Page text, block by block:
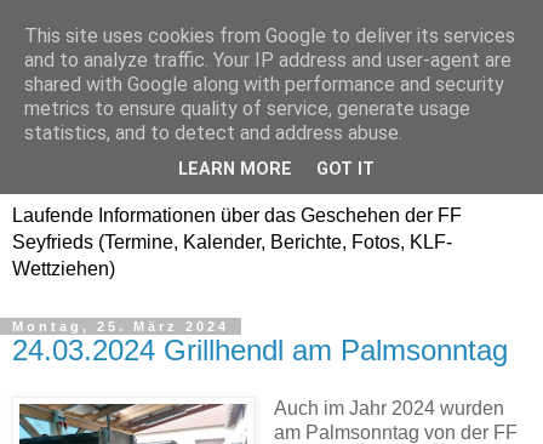
Freiwillige Feuerwehr
SEYFRIEDS
www.ffseyfrieds.at
Laufende Informationen über das Geschehen der FF
Seyfrieds (Termine, Kalender, Berichte, Fotos, KLF-
Wettziehen)
Montag, 25. März 2024
24.03.2024 Grillhendl am Palmsonntag
Auch im Jahr 2024 wurden
am Palmsonntag von der FF
This site uses cookies from Google to deliver its services
and to analyze traffic. Your IP address and user-agent are
shared with Google along with performance and security
metrics to ensure quality of service, generate usage
statistics, and to detect and address abuse.
LEARN MORE GOT IT